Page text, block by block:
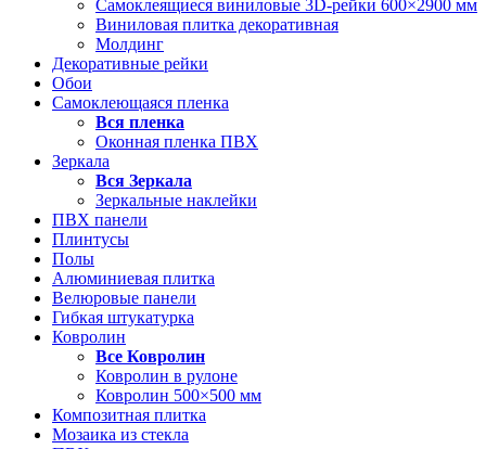
Самоклеящиеся виниловые 3D‑рейки 600×2900 мм
Виниловая плитка декоративная
Молдинг
Декоративные рейки
Обои
Самоклеющаяся пленка
Вся пленка
Оконная пленка ПВХ
Зеркала
Вся Зеркала
Зеркальные наклейки
ПВХ панели
Плинтусы
Полы
Алюминиевая плитка
Велюровые панели
Гибкая штукатурка
Ковролин
Все Ковролин
Ковролин в рулоне
Ковролин 500×500 мм
Композитная плитка
Мозаика из стекла